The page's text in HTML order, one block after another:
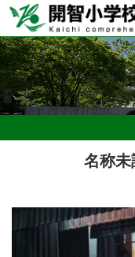
名称